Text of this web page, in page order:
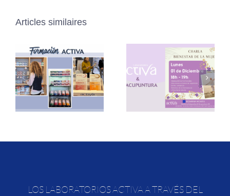
Articles similaires
LOS LABORATORIOS ACTIVA A TRAVÉS DEL